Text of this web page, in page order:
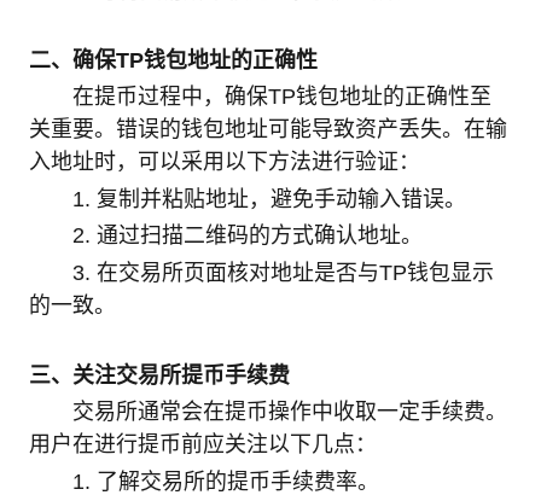
二、确保TP钱包地址的正确性
在提币过程中，确保TP钱包地址的正确性至
关重要。错误的钱包地址可能导致资产丢失。在输
入地址时，可以采用以下方法进行验证：
1. 复制并粘贴地址，避免手动输入错误。
2. 通过扫描二维码的方式确认地址。
3. 在交易所页面核对地址是否与TP钱包显示
的一致。
三、关注交易所提币手续费
交易所通常会在提币操作中收取一定手续费。
用户在进行提币前应关注以下几点：
1. 了解交易所的提币手续费率。